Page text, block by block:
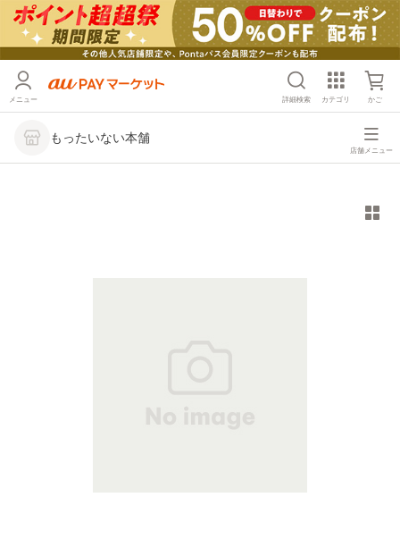
メニュー 詳細検索 カテゴリ かご
もったいない本舗
店舗メニュー